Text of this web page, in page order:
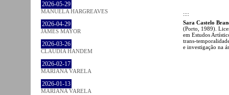
2026-05-29
MANUELA HARGREAVES
2026-04-29
JAMES MAYOR
2026-03-26
CLÁUDIA HANDEM
2026-02-17
MARIANA VARELA
2026-01-13
MARIANA VARELA
::::
Sara Castelo
(Porto, 1989).
em Estudos
trans-
e investigação na